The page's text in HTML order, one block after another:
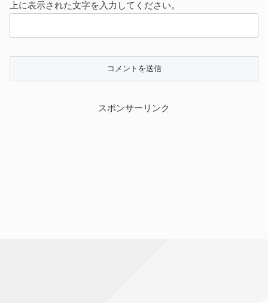
上に表示された文字を入力してください。
スポンサーリンク